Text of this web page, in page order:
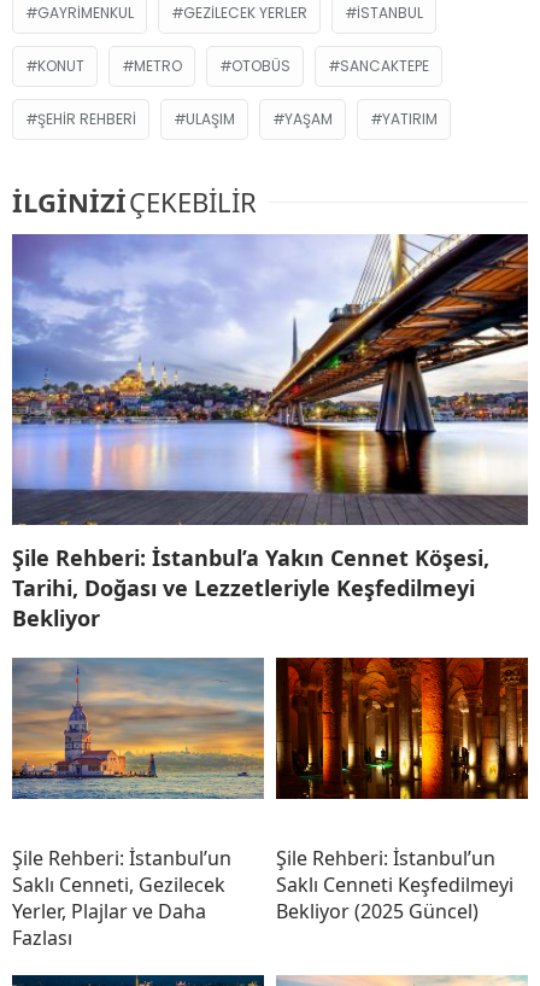
GAYRIMENKUL GEZILECEK YERLER İSTANBUL
KONUT METRO OTOBÜS SANCAKTEPE
ŞEHIR REHBERI ULAŞIM YAŞAM YATIRIM
İLGİNİZİÇEKEBİLİR
Şile Rehberi: İstanbul’a Yakın Cennet Köşesi,
Tarihi, Doğası ve Lezzetleriyle Keşfedilmeyi
Bekliyor
Şile Rehberi: İstanbul’un
Saklı Cenneti, Gezilecek
Yerler, Plajlar ve Daha
Fazlası
Şile Rehberi: İstanbul’un
Saklı Cenneti Keşfedilmeyi
Bekliyor (2025 Güncel)